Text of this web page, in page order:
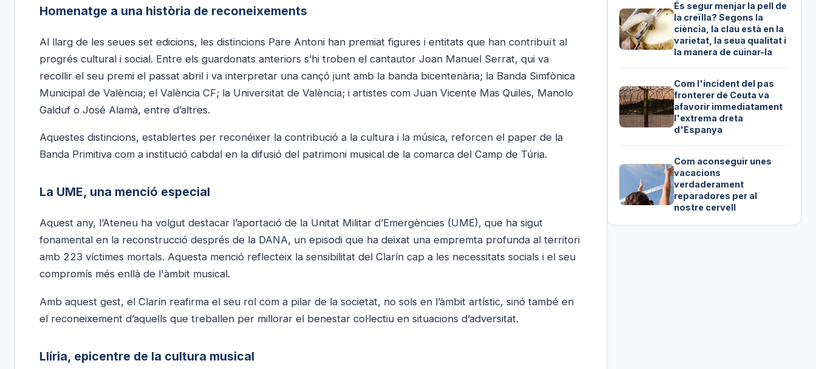
Homenatge a una història de reconeixements
Al llarg de les seues set edicions, les distincions Pare Antoni han premiat figures i entitats que han contribuït al
progrés cultural i social. Entre els guardonats anteriors s’hi troben el cantautor Joan Manuel Serrat, qui va
recollir el seu premi el passat abril i va interpretar una cançó junt amb la banda bicentenària; la Banda Simfònica
Municipal de València; el València CF; la Universitat de València; i artistes com Juan Vicente Mas Quiles, Manolo
Galduf o José Alamà, entre d’altres.
Aquestes distincions, establertes per reconéixer la contribució a la cultura i la música, reforcen el paper de la
Banda Primitiva com a institució cabdal en la difusió del patrimoni musical de la comarca del Camp de Túria.
La UME, una menció especial
Aquest any, l’Ateneu ha volgut destacar l’aportació de la Unitat Militar d’Emergències (UME), que ha sigut
fonamental en la reconstrucció després de la DANA, un episodi que ha deixat una empremta profunda al territori
amb 223 víctimes mortals. Aquesta menció reflecteix la sensibilitat del Clarín cap a les necessitats socials i el seu
compromís més enllà de l'àmbit musical.
Amb aquest gest, el Clarín reafirma el seu rol com a pilar de la societat, no sols en l’àmbit artístic, sinó també en
el reconeixement d’aquells que treballen per millorar el benestar col·lectiu en situacions d’adversitat.
Llíria, epicentre de la cultura musical
És segur menjar la pell de
la creïlla? Segons la
ciència, la clau està en la
varietat, la seua qualitat i
la manera de cuinar-la
Com l'incident del pas
fronterer de Ceuta va
afavorir immediatament
l'extrema dreta
d'Espanya
Com aconseguir unes
vacacions
verdaderament
reparadores per al
nostre cervell